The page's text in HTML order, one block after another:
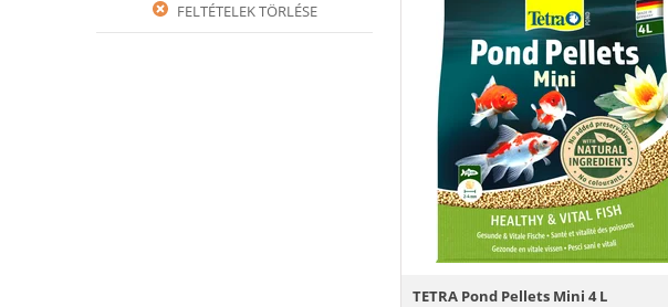
FELTÉTELEK TÖRLÉSE
TETRA Pond Pellets Mini 4 L